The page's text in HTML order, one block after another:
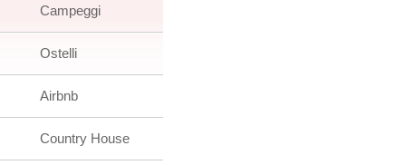
Campeggi
Ostelli
Airbnb
Country House